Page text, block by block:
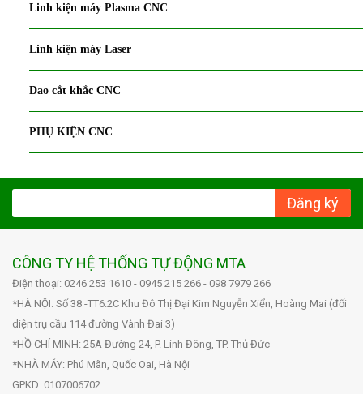
Linh kiện máy Plasma CNC
Linh kiện máy Laser
Dao cắt khắc CNC
PHỤ KIỆN CNC
Đăng ký
CÔNG TY HỆ THỐNG TỰ ĐỘNG MTA
Điện thoại: 0246 253 1610 - 0945 215 266 - 098 7979 266
*HÀ NỘI: Số 38 -TT6.2C Khu Đô Thị Đại Kim Nguyễn Xiển, Hoàng Mai (đối
diện trụ cầu 114 đường Vành Đai 3)
*HỒ CHÍ MINH: 25A Đường 24, P. Linh Đông, TP. Thủ Đức
*NHÀ MÁY: Phú Mãn, Quốc Oai, Hà Nội
GPKD: 0107006702